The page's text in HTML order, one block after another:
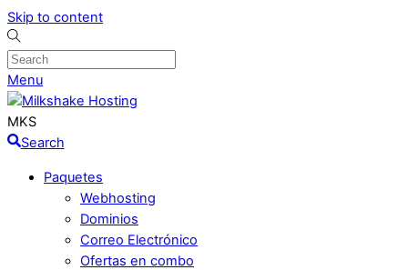
Skip to content
Menu
MKS
Search
Paquetes
Webhosting
Dominios
Correo Electrónico
Ofertas en combo